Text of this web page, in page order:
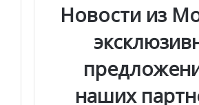
Новости из
наших